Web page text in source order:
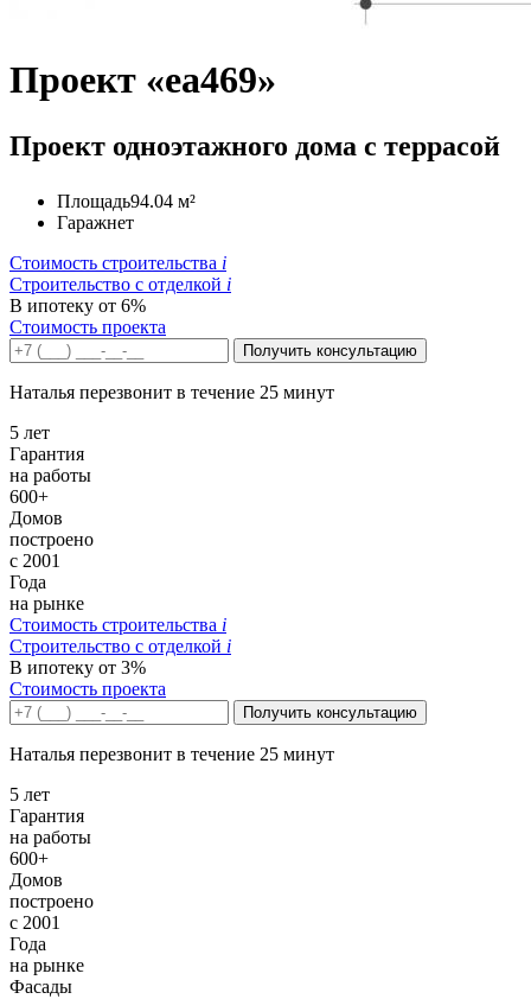
Проект «ea469»
Проект одноэтажного дома с террасой
Площадь94.04 м²
Гаражнет
Стоимость строительства i
Строительство c отделкой i
В ипотеку от 6%
Стоимость проекта
Получить консультацию
Наталья перезвонит в течение 25 минут
5 лет
Гарантия
на работы
600+
Домов
построено
с 2001
Года
на рынке
Стоимость строительства i
Строительство c отделкой i
В ипотеку от 3%
Стоимость проекта
Получить консультацию
Наталья перезвонит в течение 25 минут
5 лет
Гарантия
на работы
600+
Домов
построено
с 2001
Года
на рынке
Фасады